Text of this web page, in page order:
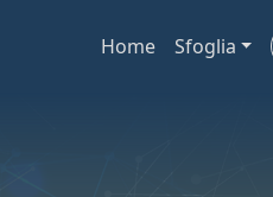
Home Sfoglia